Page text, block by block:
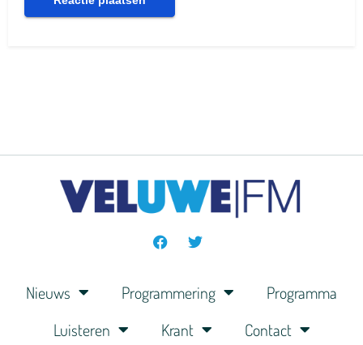
Nieuws Programmering
Programma
Luisteren
Krant Contact